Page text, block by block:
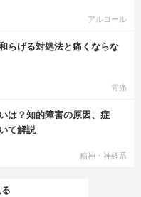
アルコール
らげる対処法と痛くならな
胃痛
は？知的障害の原因、症
て解説
精神・神経系